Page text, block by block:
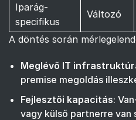
Iparág-
specifikus
Változó
A döntés során
Meglévő IT
premise megoldás
Fejlesztői kapacitás:
vagy külső partnerre van